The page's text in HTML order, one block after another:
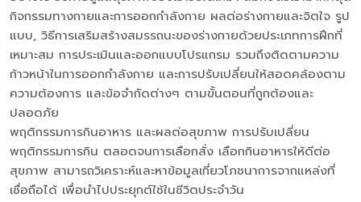
กิจกรรมทางกายและการออกกำลังกาย ผลต่อร่างกายและจิตใจ รูป
แบบ, วิธีการเสริมสร้างสมรรถนะของร่างกายด้วยประเภทการฝึกที่
เหมาะสม การประเมินและออกแบบโปรแกรม รวมถึงติดตามความ
ก้าวหน้าในการออกกำลังกาย และการปรับเปลี่ยนให้สอดคล้องตาม
ความต้องการ และข้อจำกัดต่างๆ ตามขั้นตอนที่ถูกต้องและ
ปลอดภัย
พฤติกรรมการกินอาหาร และผลต่อสุขภาพ การปรับเปลี่ยน
พฤติกรรมการกิน ตลอดจนการเลือกสั่ง เลือกกินอาหารให้ดีต่อ
สุขภาพ สามารถวิเคราะห์และหาข้อมูลเกี่ยวโภชนาการจากแหล่งที่
เชื่อถือได้ เพื่อนำไปประยุกต์ใช้ในชีวิตประจำวัน